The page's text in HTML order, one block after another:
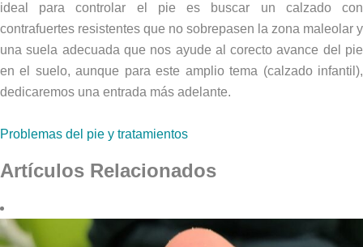
ideal para controlar el pie es buscar un calzado con
contrafuertes resistentes que no sobrepasen la zona maleolar y
una suela adecuada que nos ayude al corecto avance del pie
en el suelo, aunque para este amplio tema (calzado infantil),
dedicaremos una entrada más adelante.
Problemas del pie y tratamientos
Artículos Relacionados